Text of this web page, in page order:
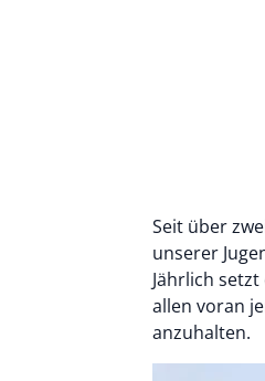
Seit über
unserer
Jährlich
allen voran
anzuhalten.